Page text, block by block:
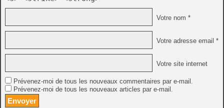
Votre nom *
Votre adresse email *
Votre site internet
Prévenez-moi de tous les nouveaux commentaires par e-mail.
Prévenez-moi de tous les nouveaux articles par e-mail.